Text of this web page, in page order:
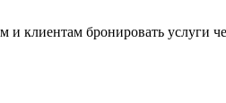
клиентам бронировать услуги